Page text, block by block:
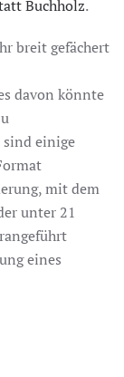
Buchholz.
breit gefächert
davon könnte
einige
mit dem
unter 21
eines